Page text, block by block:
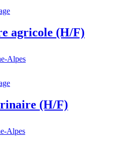
agricole (H/F)
Alpes
(H/F)
Alpes